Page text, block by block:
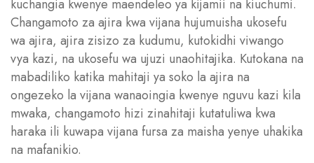
kuchangia kwenye maendeleo ya kijamii na kiuchumi.
Changamoto za ajira kwa vijana hujumuisha ukosefu
wa ajira, ajira zisizo za kudumu, kutokidhi viwango
vya kazi, na ukosefu wa ujuzi unaohitajika. Kutokana na
mabadiliko katika mahitaji ya soko la ajira na
ongezeko la vijana wanaoingia kwenye nguvu kazi kila
mwaka, changamoto hizi zinahitaji kutatuliwa kwa
haraka ili kuwapa vijana fursa za maisha yenye uhakika
na mafanikio.